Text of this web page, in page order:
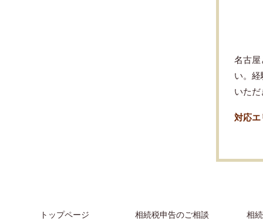
名古屋
い。
いた
対応エ
トップページ 相続税申告のご相談 相